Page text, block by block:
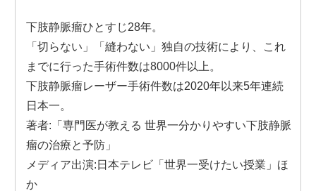
下肢静脈瘤ひとすじ28年。
「切らない」「縫わない」独自の技術により、これ
までに行った手術件数は8000件以上。
下肢静脈瘤レーザー手術件数は2020年以来5年連続
日本一。
著者:「専門医が教える 世界一分かりやすい下肢静脈
瘤の治療と予防」
メディア出演:日本テレビ「世界一受けたい授業」ほ
か